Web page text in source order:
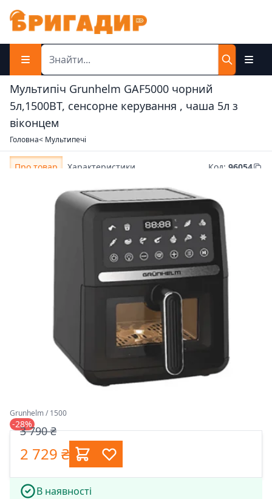
Мультипіч Grunhelm GAF5000 чорний
5л,1500ВТ, сенсорне керування , чаша 5л з
віконцем
Головна< Мультипечі
Про товар Характеристики Код: 96054
Grunhelm / 1500
-28%
3 790 ₴
2 729 ₴
В наявності